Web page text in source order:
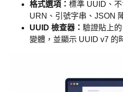
格式選項： 標準 UUID、
URN、引號字串、JSON
UUID 檢查器： 驗證貼上
變體，並顯示 UUID v7 的